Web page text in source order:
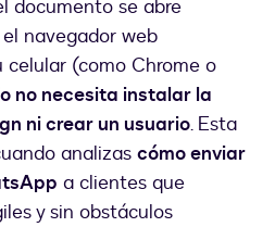
documento se abre
navegador web
celular (como Chrome o
no necesita instalar la
ni crear un usuario. Esta
analizas cómo enviar
a clientes que
y sin obstáculos